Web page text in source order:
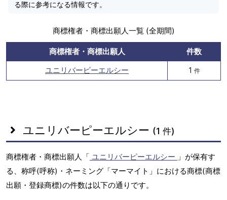
る際に参考になる情報です。
商標権者・商標出願人一覧 (全期間)
商標権者・商標出願人
件数
ユニリバーピーエルシー
1 件
ユニリバーピーエルシー (1 件)
商標権者・商標出願人「 ユニリバーピーエルシー 」が保有す
る、称呼(呼称)・ネーミング「マーマイト」における商標(商標
出願・登録商標)の件数は以下の通りです。